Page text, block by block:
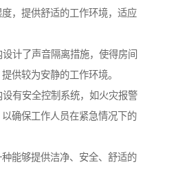
，提供舒适的工作环境，适应
计了声音隔离措施，使得房间
供较为安静的工作环境。
有安全控制系统，如火灾报警
确保工作人员在紧急情况下的
能够提供洁净、安全、舒适的